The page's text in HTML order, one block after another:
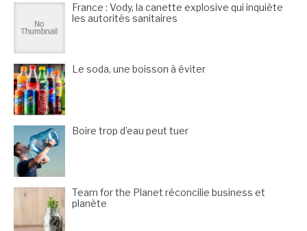
France : Vody, la canette explosive qui inquiète
les autorités sanitaires
Le soda, une boisson à éviter
Boire trop d’eau peut tuer
Team for the Planet réconcilie business et
planète